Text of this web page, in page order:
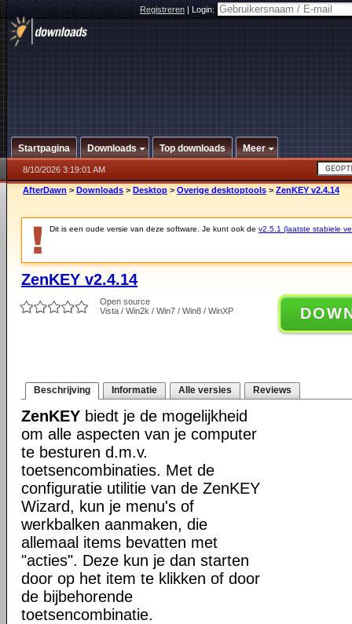
Registreren|Login:
Startpagina Downloads Top downloads Meer
8/10/2026 3:19:01 AM
AfterDawn > Downloads > Desktop > Overige desktoptools > ZenKEY v2.4.14
Dit is een oude versie van deze software. Je kunt ook de v2.5.1 (laatste stabiele
ZenKEY v2.4.14
Open source
Vista / Win2k / Win7 / Win8 / WinXP
Beschrijving Informatie Alle versies Reviews
ZenKEY biedt je de mogelijkheid
om alle aspecten van je computer
te besturen d.m.v.
toetsencombinaties. Met de
configuratie utilitie van de ZenKEY
Wizard, kun je menu's of
werkbalken aanmaken, die
allemaal items bevatten met
"acties". Deze kun je dan starten
door op het item te klikken of door
de bijbehorende
toetsencombinatie.